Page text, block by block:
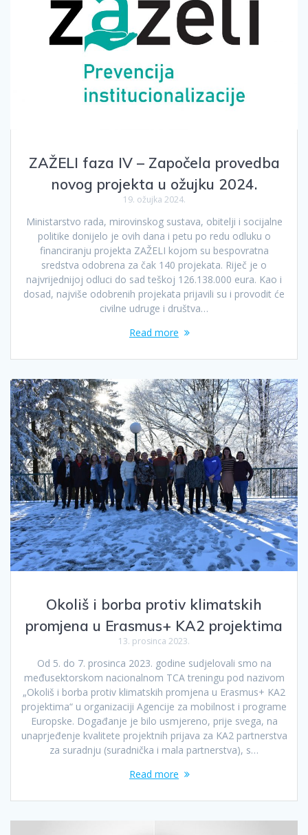
ZAŽELI faza IV – Započela provedba
novog projekta u ožujku 2024.
19. ožujka 2024.
Ministarstvo rada, mirovinskog sustava, obitelji i socijalne
politike donijelo je ovih dana i petu po redu odluku o
financiranju projekta ZAŽELI kojom su bespovratna
sredstva odobrena za čak 140 projekata. Riječ je o
najvrijednijoj odluci do sad teškoj 126.138.000 eura. Kao i
dosad, najviše odobrenih projekata prijavili su i provodit će
civilne udruge i društva…
Read more
Okoliš i borba protiv klimatskih
promjena u Erasmus+ KA2 projektima
13. prosinca 2023.
Od 5. do 7. prosinca 2023. godine sudjelovali smo na
međusektorskom nacionalnom TCA treningu pod nazivom
„Okoliš i borba protiv klimatskih promjena u Erasmus+ KA2
projektima“ u organizaciji Agencije za mobilnost i programe
Europske. Događanje je bilo usmjereno, prije svega, na
unaprjeđenje kvalitete projektnih prijava za KA2 partnerstva
za suradnju (suradnička i mala partnerstva), s…
Read more